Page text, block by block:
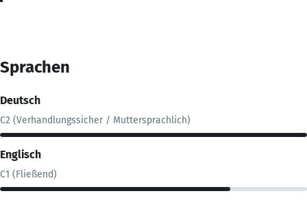
Sprachen
Deutsch
C2 (Verhandlungssicher / Muttersprachlich)
Englisch
C1 (Fließend)